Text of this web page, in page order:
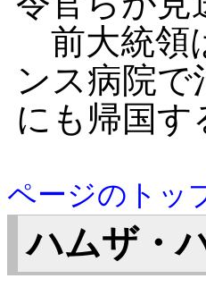
前大統領
ンス病院
にも帰国す
ページのトッ
ハムザ・